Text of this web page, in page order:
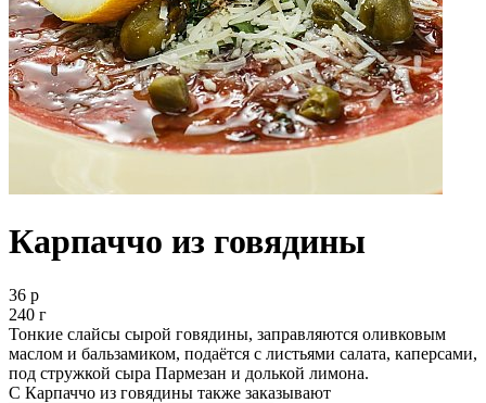
Карпаччо из говядины
36 р
240 г
Тонкие слайсы сырой говядины, заправляются оливковым
маслом и бальзамиком, подаётся с листьями салата, каперсами,
под стружкой сыра Пармезан и долькой лимона.
С Карпаччо из говядины также заказывают